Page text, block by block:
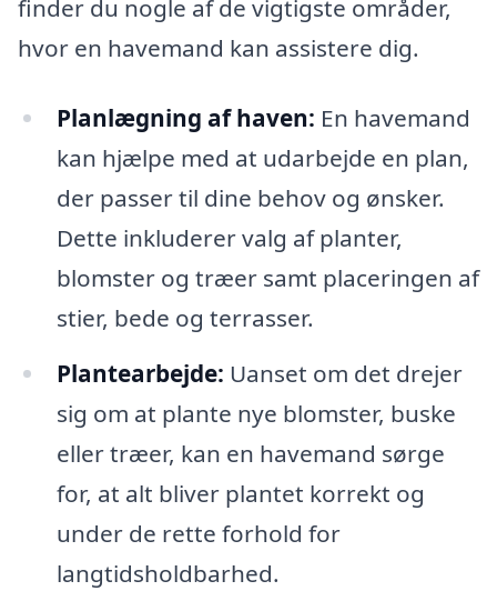
finder du nogle af de vigtigste områder,
hvor en havemand kan assistere dig.
Planlægning af haven: En havemand
kan hjælpe med at udarbejde en plan,
der passer til dine behov og ønsker.
Dette inkluderer valg af planter,
blomster og træer samt placeringen af
stier, bede og terrasser.
Plantearbejde: Uanset om det drejer
sig om at plante nye blomster, buske
eller træer, kan en havemand sørge
for, at alt bliver plantet korrekt og
under de rette forhold for
langtidsholdbarhed.